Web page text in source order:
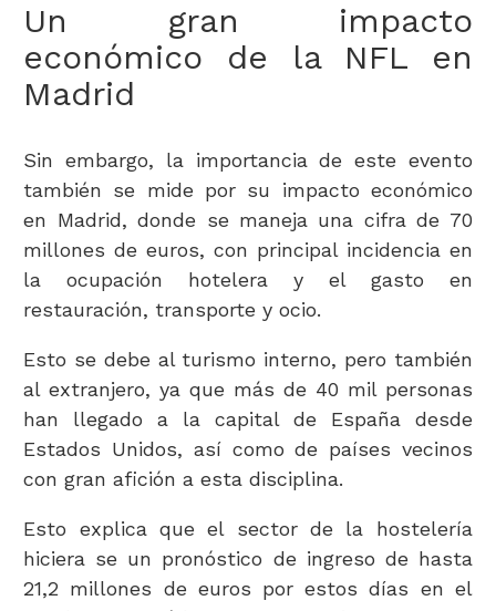
Un gran impacto
económico de la NFL en
Madrid
Sin embargo, la importancia de este evento
también se mide por su impacto económico
en Madrid, donde se maneja una cifra de 70
millones de euros, con principal incidencia en
la ocupación hotelera y el gasto en
restauración, transporte y ocio.
Esto se debe al turismo interno, pero también
al extranjero, ya que más de 40 mil personas
han llegado a la capital de España desde
Estados Unidos, así como de países vecinos
con gran afición a esta disciplina.
Esto explica que el sector de la hostelería
hiciera se un pronóstico de ingreso de hasta
21,2 millones de euros por estos días en el